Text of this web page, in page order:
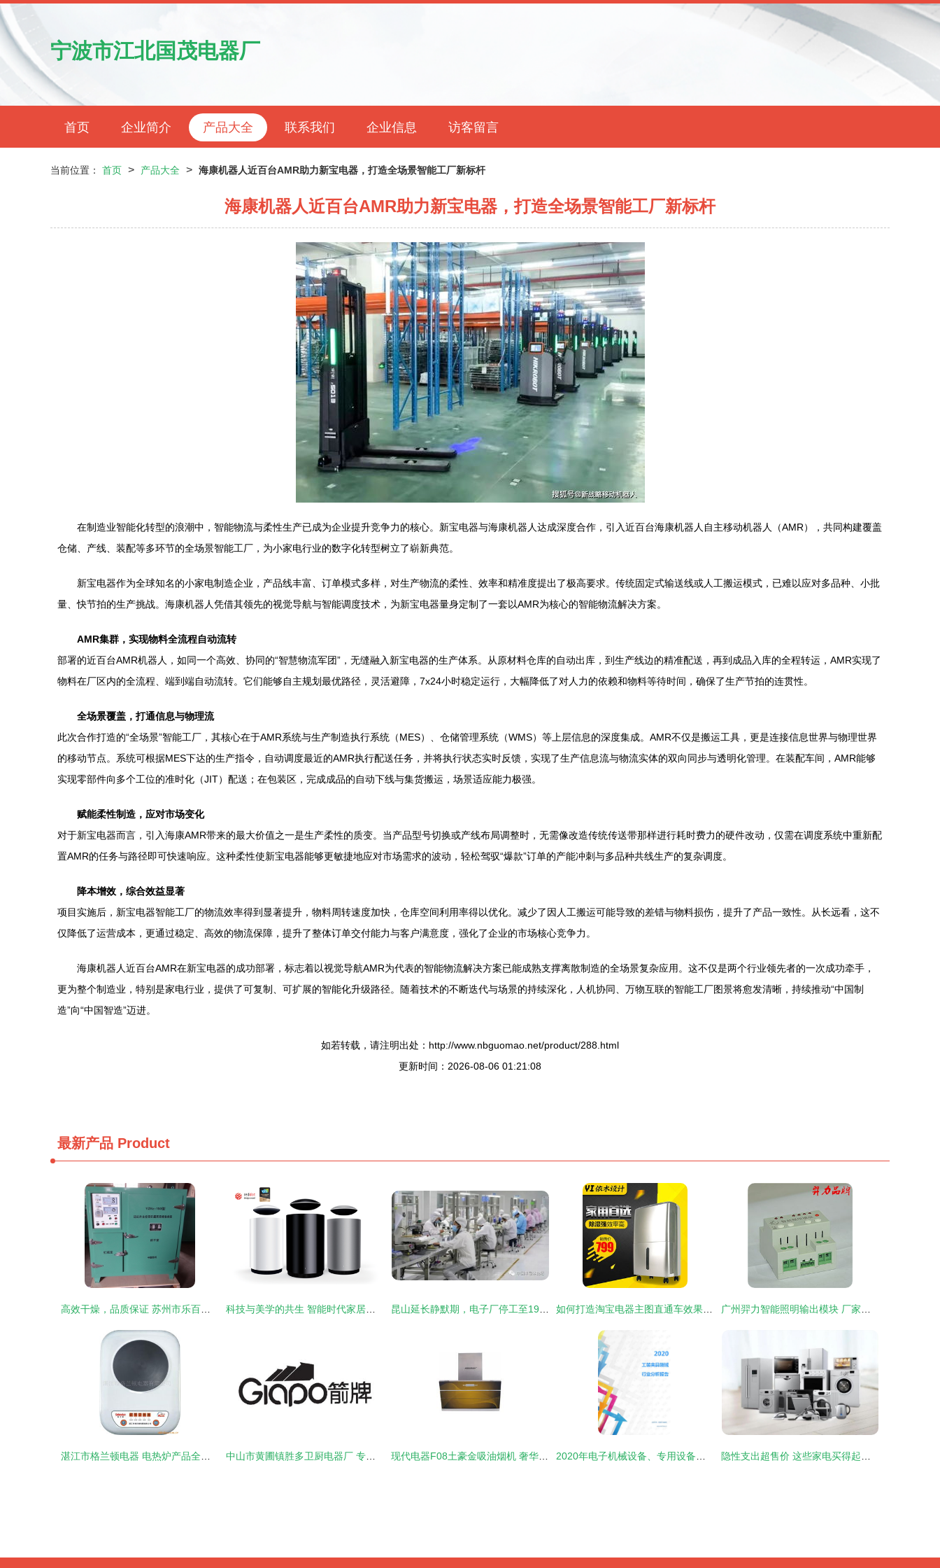
宁波市江北国茂电器厂
首页 企业简介 产品大全 联系我们 企业信息 访客留言
当前位置： 首页 > 产品大全 > 海康机器人近百台AMR助力新宝电器，打造全场景智能工厂新标杆
海康机器人近百台AMR助力新宝电器，打造全场景智能工厂新标杆
在制造业智能化转型的浪潮中，智能物流与柔性生产已成为企业提升竞争力的核心。新宝电器与海康机器人达成深度合作，引入近百台海康机器人自主移动机器人（AMR），共同构建覆盖
仓储、产线、装配等多环节的全场景智能工厂，为小家电行业的数字化转型树立了崭新典范。
新宝电器作为全球知名的小家电制造企业，产品线丰富、订单模式多样，对生产物流的柔性、效率和精准度提出了极高要求。传统固定式输送线或人工搬运模式，已难以应对多品种、小批
量、快节拍的生产挑战。海康机器人凭借其领先的视觉导航与智能调度技术，为新宝电器量身定制了一套以AMR为核心的智能物流解决方案。
AMR集群，实现物料全流程自动流转
部署的近百台AMR机器人，如同一个高效、协同的“智慧物流军团”，无缝融入新宝电器的生产体系。从原材料仓库的自动出库，到生产线边的精准配送，再到成品入库的全程转运，AMR实现了
物料在厂区内的全流程、端到端自动流转。它们能够自主规划最优路径，灵活避障，7x24小时稳定运行，大幅降低了对人力的依赖和物料等待时间，确保了生产节拍的连贯性。
全场景覆盖，打通信息与物理流
此次合作打造的“全场景”智能工厂，其核心在于AMR系统与生产制造执行系统（MES）、仓储管理系统（WMS）等上层信息的深度集成。AMR不仅是搬运工具，更是连接信息世界与物理世界
的移动节点。系统可根据MES下达的生产指令，自动调度最近的AMR执行配送任务，并将执行状态实时反馈，实现了生产信息流与物流实体的双向同步与透明化管理。在装配车间，AMR能够
实现零部件向多个工位的准时化（JIT）配送；在包装区，完成成品的自动下线与集货搬运，场景适应能力极强。
赋能柔性制造，应对市场变化
对于新宝电器而言，引入海康AMR带来的最大价值之一是生产柔性的质变。当产品型号切换或产线布局调整时，无需像改造传统传送带那样进行耗时费力的硬件改动，仅需在调度系统中重新配
置AMR的任务与路径即可快速响应。这种柔性使新宝电器能够更敏捷地应对市场需求的波动，轻松驾驭“爆款”订单的产能冲刺与多品种共线生产的复杂调度。
降本增效，综合效益显著
项目实施后，新宝电器智能工厂的物流效率得到显著提升，物料周转速度加快，仓库空间利用率得以优化。减少了因人工搬运可能导致的差错与物料损伤，提升了产品一致性。从长远看，这不
仅降低了运营成本，更通过稳定、高效的物流保障，提升了整体订单交付能力与客户满意度，强化了企业的市场核心竞争力。
海康机器人近百台AMR在新宝电器的成功部署，标志着以视觉导航AMR为代表的智能物流解决方案已能成熟支撑离散制造的全场景复杂应用。这不仅是两个行业领先者的一次成功牵手，
更为整个制造业，特别是家电行业，提供了可复制、可扩展的智能化升级路径。随着技术的不断迭代与场景的持续深化，人机协同、万物互联的智能工厂图景将愈发清晰，持续推动“中国制
造”向“中国智造”迈进。
如若转载，请注明出处：http://www.nbguomao.net/product/288.html
更新时间：2026-08-06 01:21:08
最新产品 Product